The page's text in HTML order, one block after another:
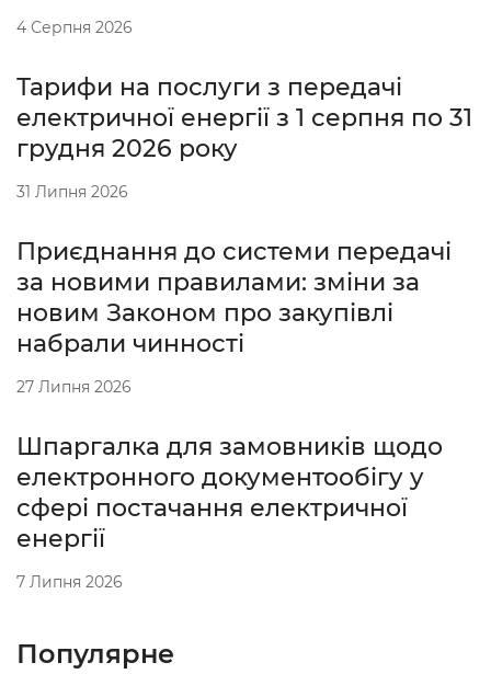
4 Серпня 2026
Тарифи на послуги з передачі
електричної енергії з 1 серпня по 31
грудня 2026 року
31 Липня 2026
Приєднання до системи передачі
за новими правилами: зміни за
новим Законом про закупівлі
набрали чинності
27 Липня 2026
Шпаргалка для замовників щодо
електронного документообігу у
сфері постачання електричної
енергії
7 Липня 2026
Популярне